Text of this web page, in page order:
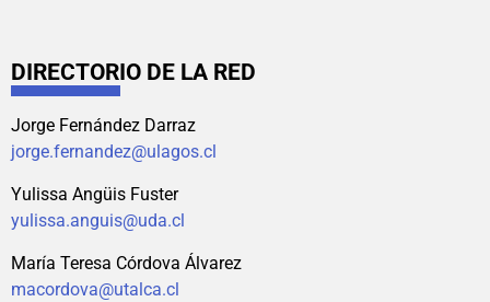
DIRECTORIO DE LA RED
Jorge Fernández Darraz
jorge.fernandez@ulagos.cl
Yulissa Angüis Fuster
yulissa.anguis@uda.cl
María Teresa Córdova Álvarez
macordova@utalca.cl